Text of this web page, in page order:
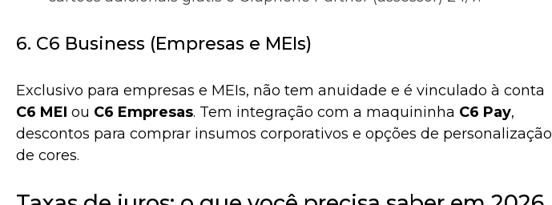
6. C6 Business (Empresas e MEIs)
Exclusivo para empresas e MEIs, não tem anuidade e é vinculado à conta
C6 MEI ou C6 Empresas. Tem integração com a maquininha C6 Pay,
descontos para comprar insumos corporativos e opções de personalização
de cores.